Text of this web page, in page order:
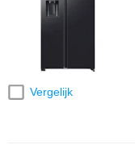
Vergelijk